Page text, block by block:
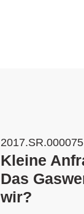
2017.SR.000075
Kleine
Das
wir?